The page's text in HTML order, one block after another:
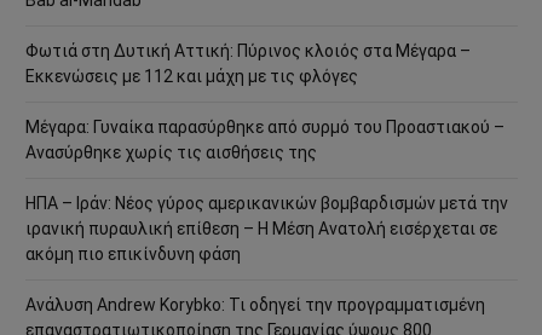
Φωτιά στη Δυτική Αττική: Πύρινος κλοιός στα Μέγαρα –
Εκκενώσεις με 112 και μάχη με τις φλόγες
Μέγαρα: Γυναίκα παρασύρθηκε από συρμό του Προαστιακού –
Ανασύρθηκε χωρίς τις αισθήσεις της
ΗΠΑ – Ιράν: Νέος γύρος αμερικανικών βομβαρδισμών μετά την
ιρανική πυραυλική επίθεση – Η Μέση Ανατολή εισέρχεται σε
ακόμη πιο επικίνδυνη φάση
Ανάλυση Andrew Korybko: Τι οδηγεί την προγραμματισμένη
επαναστρατιωτικοποίηση της Γερμανίας ύψους 800